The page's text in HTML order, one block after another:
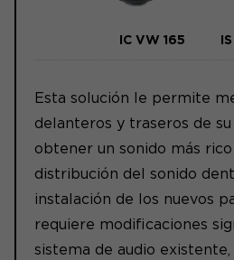
IC VW 165
Esta solución le permite
delanteros y traseros de
obtener un sonido más
distribución del sonido
instalación de los nuevos
requiere modificaciones
sistema de audio